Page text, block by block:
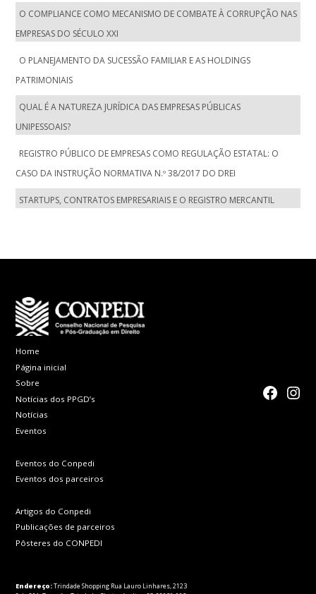
O COMPLIANCE COMO MECANISMO DE COMBATE À CORRUPÇÃO NAS
EMPRESAS DO SÉCULO XXI
O PLANEJAMENTO DA SUCESSÃO FAMILIAR E AS HOLDINGS
PATRIMONIAIS
QUAL É A NATUREZA JURÍDICA DAS EMPRESAS PÚBLICAS
UNIPESSOAIS?
REGISTRO PÚBLICO DE EMPRESAS COMO REGULAÇÃO ESTATAL: O
CASO DA INSTRUÇÃO NORMATIVA N.º 38/2017 DO DREI
STARTUPS, CONTRATOS EMPRESARIAIS E O REGISTRO MERCANTIL
Home
Página inicial
Sobre
Notícias dos PPGD’s
Notícias
Eventos
Eventos do Conpedi
Eventos dos parceiros
Artigos do Conpedi
Publicações de parceiros
Pôsteres do CONPEDI
Endereço:Trindade Shopping Rua Lauro Linhares, 2123